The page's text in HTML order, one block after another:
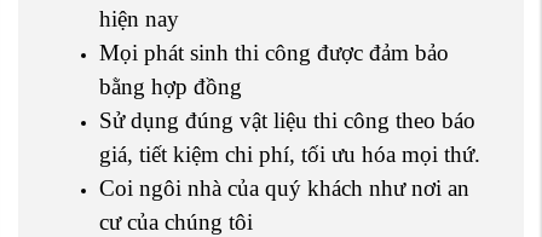
hiện nay
Mọi phát sinh thi công được đảm bảo
bằng hợp đồng
Sử dụng đúng vật liệu thi công theo báo
giá, tiết kiệm chi phí, tối ưu hóa mọi thứ.
Coi ngôi nhà của quý khách như nơi an
cư của chúng tôi